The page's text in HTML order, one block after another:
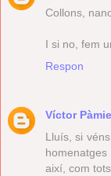
Collons,
I si no, fem
Respon
Víctor
Lluís, si
així, com